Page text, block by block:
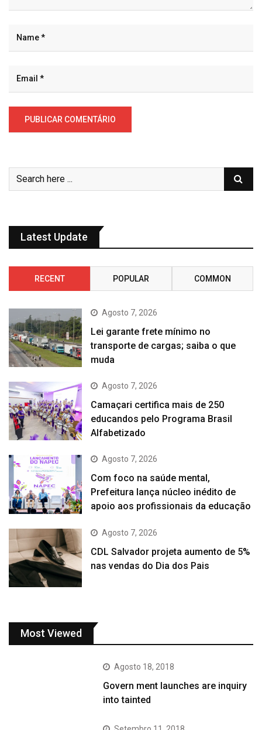
Latest Update
RECENT POPULAR COMMON
Agosto 7, 2026
Lei garante frete mínimo no
transporte de cargas; saiba o que
muda
Agosto 7, 2026
Camaçari certifica mais de 250
educandos pelo Programa Brasil
Alfabetizado
Agosto 7, 2026
Com foco na saúde mental,
Prefeitura lança núcleo inédito de
apoio aos profissionais da educação
Agosto 7, 2026
CDL Salvador projeta aumento de 5%
nas vendas do Dia dos Pais
Most Viewed
Agosto 18, 2018
Govern ment launches are inquiry
into tainted